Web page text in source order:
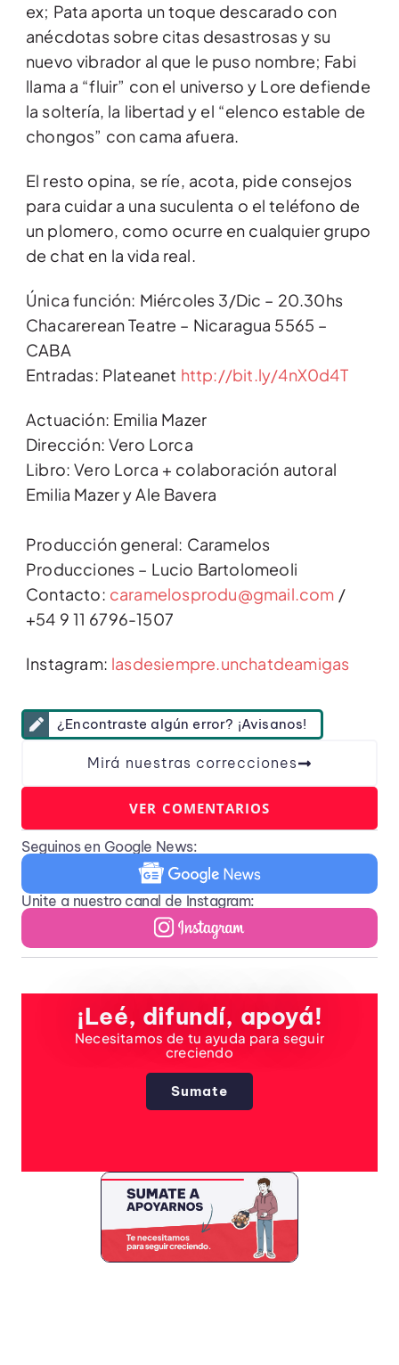
ex; Pata aporta un toque descarado con
anécdotas sobre citas desastrosas y su
nuevo vibrador al que le puso nombre; Fabi
llama a “fluir” con el universo y Lore defiende
la soltería, la libertad y el “elenco estable de
chongos” con cama afuera.
El resto opina, se ríe, acota, pide consejos
para cuidar a una suculenta o el teléfono de
un plomero, como ocurre en cualquier grupo
de chat en la vida real.
Única función: Miércoles 3/Dic – 20.30hs
Chacarerean Teatre – Nicaragua 5565 –
CABA
Entradas: Plateanet http://bit.ly/4nX0d4T
Actuación: Emilia Mazer
Dirección: Vero Lorca
Libro: Vero Lorca + colaboración autoral
Emilia Mazer y Ale Bavera
Producción general: Caramelos
Producciones – Lucio Bartolomeoli
Contacto: caramelosprodu@gmail.com /
+54 9 11 6796-1507
Instagram: lasdesiempre.unchatdeamigas
¿Encontraste algún error? ¡Avisanos!
Mirá nuestras correcciones
VER COMENTARIOS
Seguinos en Google News:
Unite a nuestro canal de Instagram:
¡Leé, difundí, apoyá!
Necesitamos de tu ayuda para seguir
creciendo
Sumate